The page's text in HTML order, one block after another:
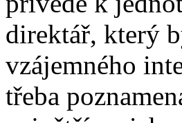
direktář, který
vzájemného
třeba